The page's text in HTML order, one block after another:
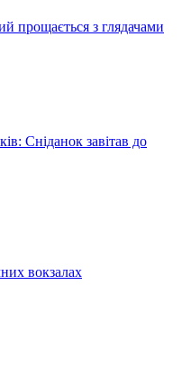
прощається з глядачами
Сніданок завітав до
вокзалах